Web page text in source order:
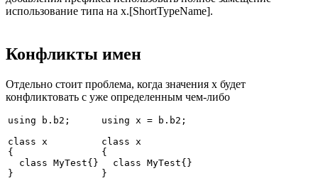
использование типа на x.[ShortTypeName].
Конфликты имен
Отдельно стоит проблема, когда значения x будет
конфликтовать с уже определенным чем-либо
using b.b2;
class x
{
  class MyTest{}
}
using x = b.b2;
class x
{
  class MyTest{}
}